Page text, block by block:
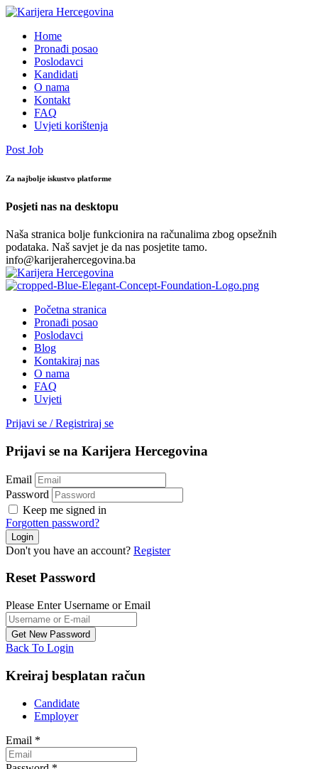
Home
Pronađi posao
Poslodavci
Kandidati
O nama
Kontakt
FAQ
Uvjeti korištenja
Post Job
Za najbolje iskustvo platforme
Posjeti nas na desktopu
Naša stranica bolje funkcionira na računalima zbog opsežnih
podataka. Naš savjet je da nas posjetite tamo.
info@karijerahercegovina.ba
Početna stranica
Pronađi posao
Poslodavci
Blog
Kontakiraj nas
O nama
FAQ
Uvjeti
Prijavi se / Registriraj se
Prijavi se na Karijera Hercegovina
Email
Password
Keep me signed in
Forgotten password?
Don't you have an account? Register
Reset Password
Please Enter Username or Email
Back To Login
Kreiraj besplatan račun
Candidate
Employer
Email *